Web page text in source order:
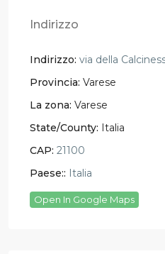
Indirizzo
Indirizzo: via della
Provincia: Varese
La zona: Varese
State/County: Italia
CAP: 21100
Paese:: Italia
Open In Google Maps